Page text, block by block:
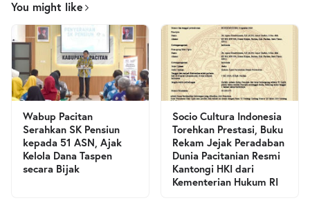
You might like
Wabup Pacitan
Serahkan SK Pensiun
kepada 51 ASN, Ajak
Kelola Dana Taspen
secara Bijak
Socio Cultura Indonesia
Torehkan Prestasi, Buku
Rekam Jejak Peradaban
Dunia Pacitanian Resmi
Kantongi HKI dari
Kementerian Hukum RI